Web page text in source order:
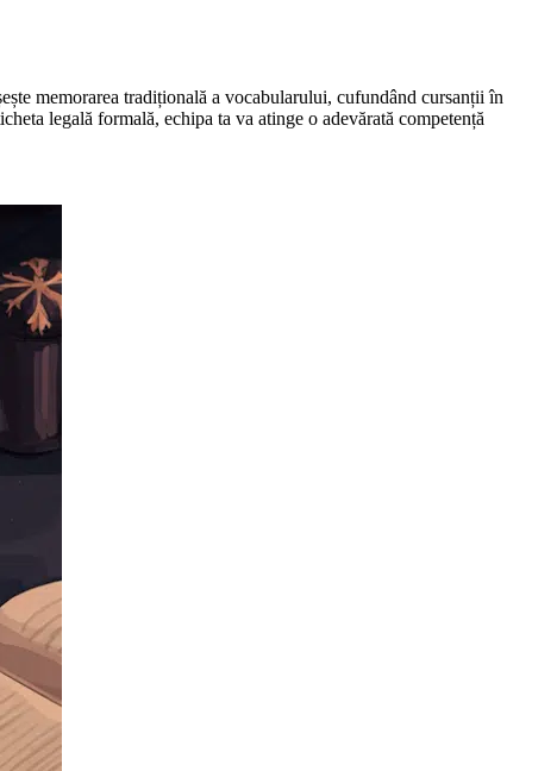
memorarea tradițională a vocabularului, cufundând cursanții în
legală formală, echipa ta va atinge o adevărată competență